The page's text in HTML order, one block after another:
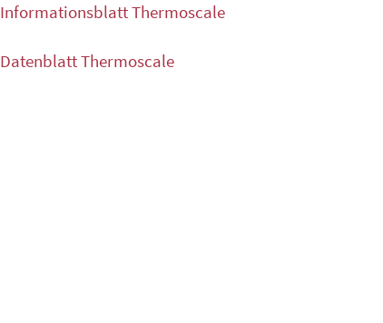
Informationsblatt Thermoscale
Datenblatt Thermoscale